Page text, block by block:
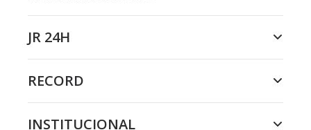
JR 24H
RECORD
INSTITUCIONAL